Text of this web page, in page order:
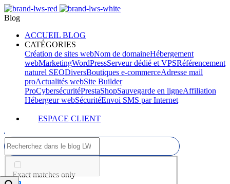
Blog
ACCUEIL BLOG
CATÉGORIES
Création de sites webNom de domaineHébergement
webMarketingWordPressServeur dédié et VPSRéférencement
naturel SEODiversBoutiques e-commerceAdresse mail
proActualités webSite Builder
ProCybersécuritéPrestaShopSauvegarde en ligneAffiliation
Hébergeur webSécuritéEnvoi SMS par Internet
ESPACE CLIENT
Exact matches only